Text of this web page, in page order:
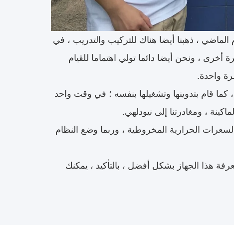
الماضي ، ذهبنا أيضا هناك للتركيب والتدريب ، في
، ونحن أيضا دائما تولي اهتماما للقيام
واحدة.
قام بتدوينها وتشغيلها بنفسه ؛ في وقت واحد
، ومغادرتنا إلى نيودلهي.
الحرارية المخروطية ، وربما وضع النظام
هذا الجهاز بشكل أفضل ، بالتأكيد ، يمكنك